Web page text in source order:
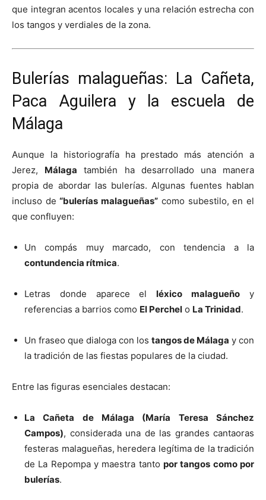
que integran acentos locales y una relación estrecha con
los tangos y verdiales de la zona.
Bulerías malagueñas: La Cañeta,
Paca Aguilera y la escuela de
Málaga
Aunque la historiografía ha prestado más atención a
Jerez, Málaga también ha desarrollado una manera
propia de abordar las bulerías. Algunas fuentes hablan
incluso de“bulerías malagueñas” como subestilo, en el
que confluyen:
Un compás muy marcado, con tendencia a la
contundencia rítmica.
Letras donde aparece elléxico malagueño y
referencias a barrios como El Perchel o La Trinidad.
Un fraseo que dialoga con los tangos de Málaga y con
la tradición de las fiestas populares de la ciudad.
Entre las figuras esenciales destacan:
La Cañeta de Málaga (María Teresa Sánchez
Campos), considerada una de las grandes cantaoras
festeras malagueñas, heredera legítima de la tradición
de La Repompa y maestra tanto por tangos como por
bulerías.